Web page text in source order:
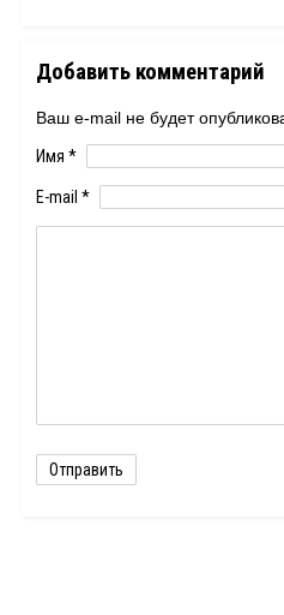
Добавить комментарий
Ваш e-mail не будет
Имя *
E-mail *